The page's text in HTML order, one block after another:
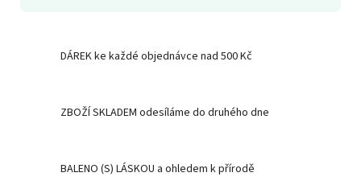
DÁREK ke každé objednávce nad 500 Kč
ZBOŽÍ SKLADEM odesíláme do druhého dne
BALENO (S) LÁSKOU a ohledem k přírodě